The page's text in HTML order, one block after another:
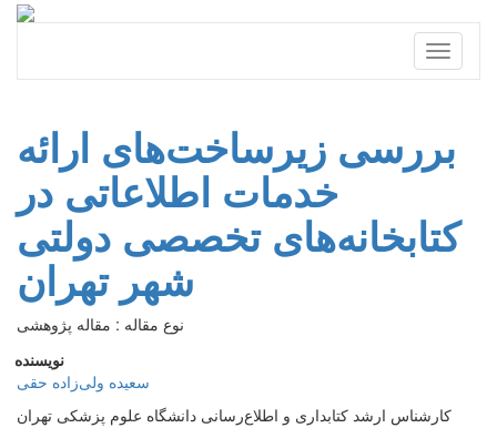
Toggle
بررسی زیرساخت‌های ارائه
خدمات اطلاعاتی در
کتابخانه‌های تخصصی دولتی
شهر تهران
نوع مقاله : مقاله پژوهشی
نویسنده
سعیده ولی‌زاده حقی
کارشناس ارشد کتابداری و اطلاع‌رسانی دانشگاه علوم پزشکی تهران